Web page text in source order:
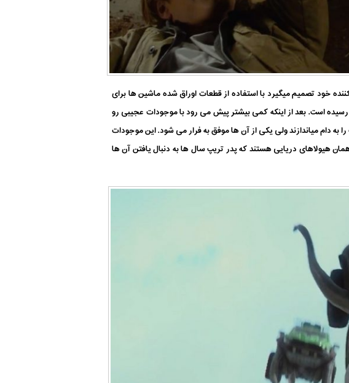
خود تصمیم میگیرد با استفاده از قطعات اوراق شده ماشین ها برای
است. بعد از اینکه کمی بیشتر پیش می رود با موجودات عجیبی رو
به دام میاندازند ولی یکی از آن ها موفق به فرار می شود. این موجودات
هیولاهای دریایی هستند که پدر تریپ سال ها به دنبال یافتن آن ها